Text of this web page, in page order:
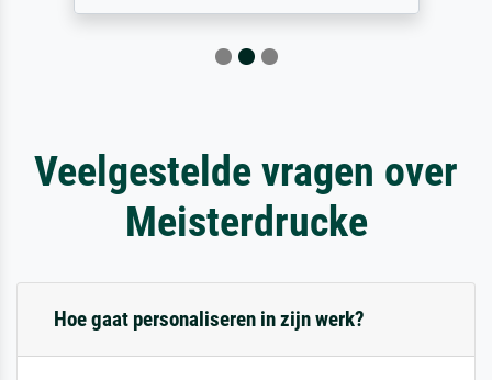
Veelgestelde vragen over
Meisterdrucke
Hoe gaat personaliseren in zijn werk?